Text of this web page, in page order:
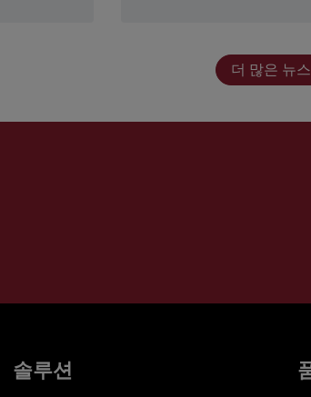
더 많은 뉴
솔루션